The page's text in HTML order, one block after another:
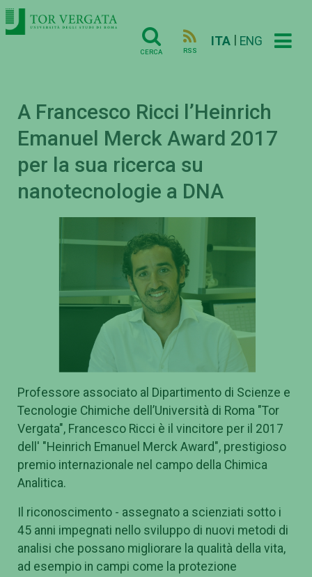
CERCA RSS
ITA ENG
A Francesco Ricci l’Heinrich
Emanuel Merck Award 2017
per la sua ricerca su
nanotecnologie a DNA
Professore associato al Dipartimento di Scienze e
Tecnologie Chimiche dell’Università di Roma "Tor
Vergata", Francesco Ricci è il vincitore per il 2017
dell' "Heinrich Emanuel Merck Award", prestigioso
premio internazionale nel campo della Chimica
Analitica.
Il riconoscimento - assegnato a scienziati sotto i
45 anni impegnati nello sviluppo di nuovi metodi di
analisi che possano migliorare la qualità della vita,
ad esempio in campi come la protezione